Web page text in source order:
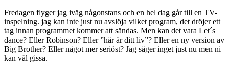
Fredagen flyger jag iväg någonstans och en hel dag går till en TV-
inspelning. jag kan inte just nu avslöja vilket program, det dröjer ett
tag innan programmet kommer att sändas. Men kan det vara Let´s
dance? Eller Robinson? Eller ”här är ditt liv”? Eller en ny version av
Big Brother? Eller något mer seriöst? Jag säger inget just nu men ni
kan väl gissa.